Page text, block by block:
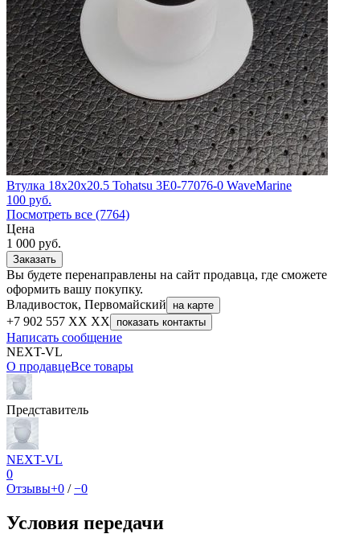
Втулка 18x20x20.5 Tohatsu 3E0-77076-0 WaveMarine
100 руб.
Посмотреть все (7764)
Цена
1 000 руб.
Заказать
Вы будете перенаправлены на сайт продавца, где сможете
оформить вашу покупку.
Владивосток, Первомайский
на карте
+7 902 557 XX XX показать контакты
Написать сообщение
NEXT-VL
О продавцеВсе товары
Представитель
NEXT-VL
0
Отзывы+0 /−0
Условия передачи